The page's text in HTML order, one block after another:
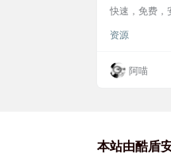
快速，免费，
网站截图 官网
资源
阿喵
本站由酷盾